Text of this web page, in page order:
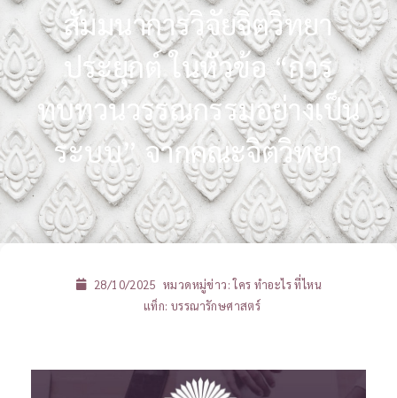
สัมมนาการวิจัยจิตวิทยา
ประยุกต์ ในหัวข้อ “การ
ทบทวนวรรณกรรมอย่างเป็น
ระบบ” จากคณะจิตวิทยา
28/10/2025 หมวดหมู่ข่าว:ใคร ทำอะไร ที่ไหน
แท็ก: บรรณารักษศาสตร์